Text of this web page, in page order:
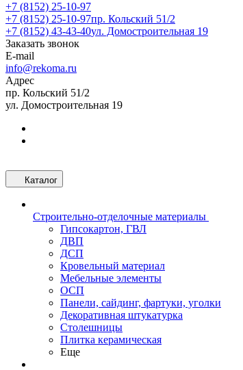
+7 (8152) 25-10-97
+7 (8152) 25-10-97пр. Кольский 51/2
+7 (8152) 43-43-40ул. Домостроительная 19
Заказать звонок
E-mail
info@rekoma.ru
Адрес
пр. Кольский 51/2
ул. Домостроительная 19
Каталог
Строительно-отделочные материалы
Гипсокартон, ГВЛ
ДВП
ДСП
Кровельный материал
Мебельные элементы
ОСП
Панели, сайдинг, фартуки, уголки
Декоративная штукатурка
Столешницы
Плитка керамическая
Еще